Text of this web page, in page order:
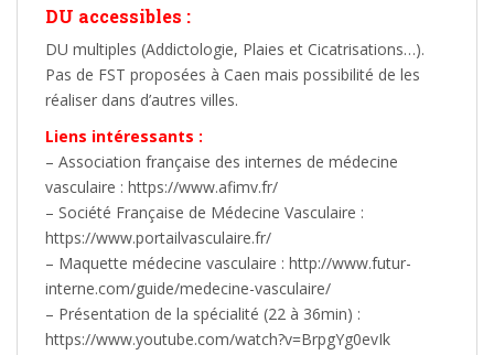
DU accessibles :
DU multiples (Addictologie, Plaies et Cicatrisations…).
Pas de FST proposées à Caen mais possibilité de les
réaliser dans d’autres villes.
Liens intéressants :
– Association française des internes de médecine
vasculaire : https://www.afimv.fr/
– Société Française de Médecine Vasculaire :
https://www.portailvasculaire.fr/
– Maquette médecine vasculaire : http://www.futur-
interne.com/guide/medecine-vasculaire/
– Présentation de la spécialité (22 à 36min) :
https://www.youtube.com/watch?v=BrpgYg0evIk